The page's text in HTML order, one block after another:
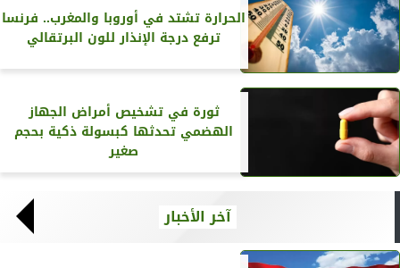
الحرارة تشتد في أوروبا والمغرب.. فرنسا
ترفع درجة الإنذار للون البرتقالي
ثورة في تشخيص أمراض الجهاز
الهضمي تحدثها كبسولة ذكية بحجم
صغير
آخر الأخبار